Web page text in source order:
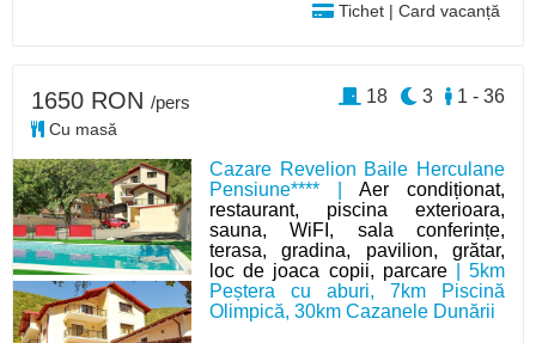
Tichet | Card vacanță
Cazare Revelion Baile Herculane
Pensiune**** |Aer condiționat,
restaurant, piscina exterioara,
sauna, WiFI, sala conferințe,
terasa, gradina, pavilion, grătar,
loc de joaca copii, parcare| 5km
Peștera cu aburi, 7km Piscină
Olimpică, 30km Cazanele Dunării
1650 RON /pers
Cu masă
1 - 36
3
18